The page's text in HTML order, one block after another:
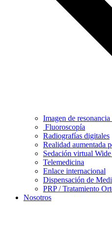
Imagen de resonancia
Fluoroscopía
Radiografías digitales
Realidad aumentada
Sedación virtual
Telemedicina
Enlace internacional
Dispensación de
PRP / Tratamiento
Nosotros